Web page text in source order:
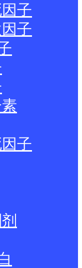
子
子
子